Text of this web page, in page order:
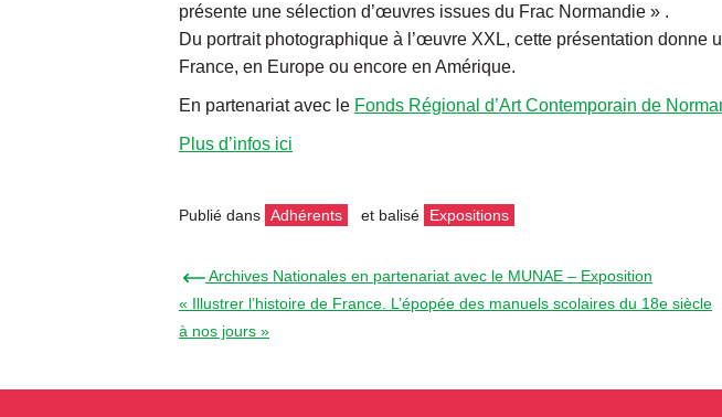
présente une sélection d’œuvres issues du Frac Normandie » .
Du portrait photographique à l’œuvre XXL, cette présentation
France, en Europe ou encore en Amérique.
En partenariat avec le Fonds Régional d’Art Contemporain de
Plus d’infos ici
Publié dans Adhérents et balisé Expositions
← Archives Nationales en partenariat avec le MUNAE – Exposition
« Illustrer l’histoire de France. L’épopée des manuels scolaires du 18e siècle
à nos jours »